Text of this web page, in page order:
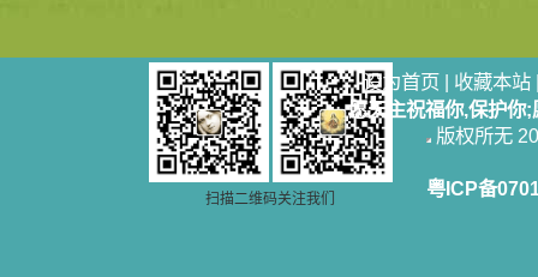
扫描二维码关注我们
设为首页 | 收藏本站
愿天主祝福你,保护你
版权所无
粤ICP备